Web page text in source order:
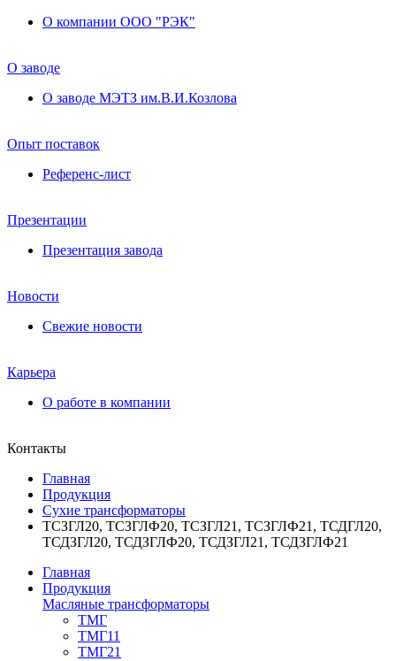
О компании ООО "РЭК"
О заводе
О заводе МЭТЗ им.В.И.Козлова
Опыт поставок
Референс-лист
Презентации
Презентация завода
Новости
Свежие новости
Карьера
О работе в компании
Контакты
Главная
Продукция
Сухие трансформаторы
ТСЗГЛ20, ТСЗГЛФ20, ТСЗГЛ21, ТСЗГЛФ21, ТСДГЛ20,
ТСДЗГЛ20, ТСДЗГЛФ20, ТСДЗГЛ21, ТСДЗГЛФ21
Главная
Продукция
Масляные трансформаторы
ТМГ
ТМГ11
ТМГ21